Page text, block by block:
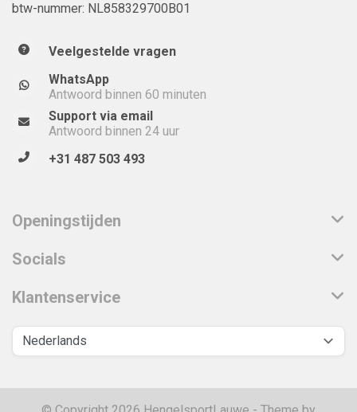
btw-nummer: NL858329700B01
Veelgestelde vragen
WhatsApp
Antwoord binnen 60 minuten
Support via email
Antwoord binnen 24 uur
+31 487 503 493
Openingstijden
Socials
Klantenservice